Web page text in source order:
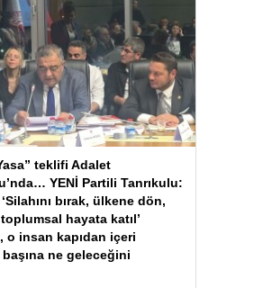
teklifi Adalet
YENİ Partili Tanrıkulu:
bırak, ülkene dön,
hayata katıl’
o insan kapıdan içeri
ne geleceğini